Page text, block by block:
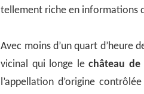
tellement riche en informations
Avec moins d’un quart d’heure
vicinal qui longe lechâteau de
l’appellation d’origine